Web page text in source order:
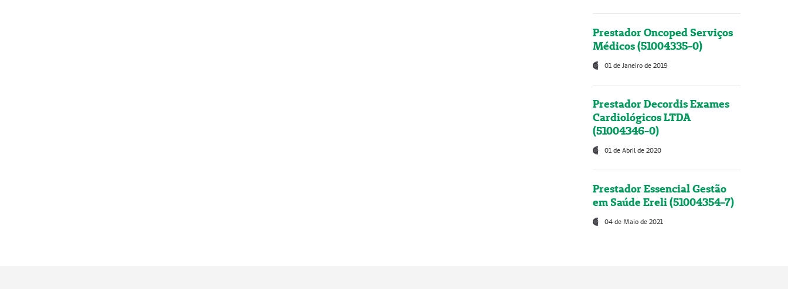
Prestador Oncoped Serviços
Médicos (51004335-0)
01 de Janeiro de 2019
Prestador Decordis Exames
Cardiológicos LTDA
(51004346-0)
01 de Abril de 2020
Prestador Essencial Gestão
em Saúde Ereli (51004354-7)
04 de Maio de 2021